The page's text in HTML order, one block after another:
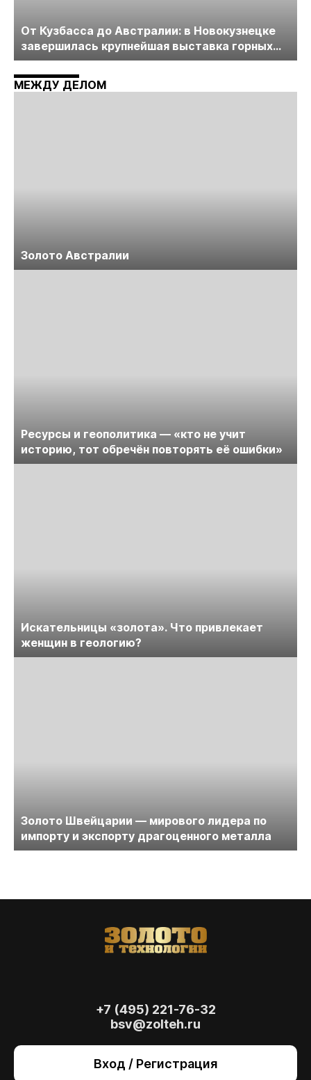
От Кузбасса до Австралии: в Новокузнецке
завершилась крупнейшая выставка горных
технологий «Недра России. Уголь России и
Майнинг»
МЕЖДУ ДЕЛОМ
Золото Австралии
Ресурсы и геополитика — «кто не учит
историю, тот обречён повторять её ошибки»
Искательницы «золота». Что привлекает
женщин в геологию?
Золото Швейцарии — мирового лидера по
импорту и экспорту драгоценного металла
+7 (495) 221-76-32
bsv@zolteh.ru
Вход / Регистрация
также для анализа сайта и улучшения